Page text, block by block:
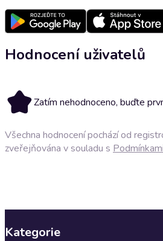
Hodnocení uživatelů
Zatím nehodnoceno, buďte
Všechna hodnocení pochází od
zveřejňována v souladu s
Kategorie